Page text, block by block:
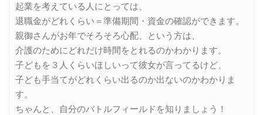
起業を考えている人にとっては、
退職金がどれくらい＝準備期間・資金の確認ができます。
親御さんがお年でそろそろ心配、という方は、
介護のためにどれだけ時間をとれるのかわかります。
子どもを３人くらいほしいって彼女が言ってるけど、
子ども手当てがどれくらい出るのか出ないのかわかりま
す。
ちゃんと、自分のバトルフィールドを知りましょう！